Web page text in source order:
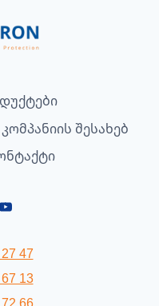
კომპანიის შესახებ
47
13